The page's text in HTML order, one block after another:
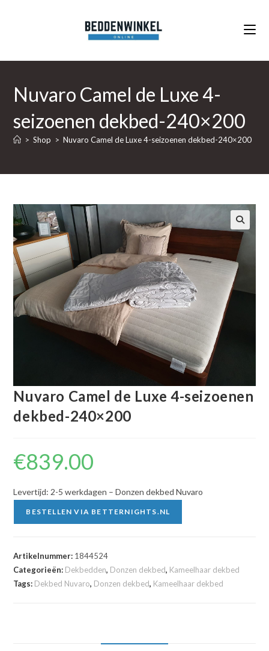
Nuvaro Camel de Luxe 4-
seizoenen dekbed-240×200
> Shop > Nuvaro Camel de Luxe 4-seizoenen dekbed-240×200
🔍
Nuvaro Camel de Luxe 4-seizoenen
dekbed-240×200
€839.00
Levertijd: 2-5 werkdagen – Donzen dekbed Nuvaro
BESTELLEN VIA BETTERNIGHTS.NL
Artikelnummer: 1844524
Categorieën: Dekbedden, Donzen dekbed, Kameelhaar dekbed
Tags: Dekbed Nuvaro, Donzen dekbed, Kameelhaar dekbed